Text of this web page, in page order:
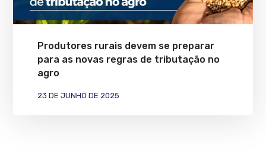
Produtores rurais devem se preparar
para as novas regras de tributação no
agro
23 DE JUNHO DE 2025